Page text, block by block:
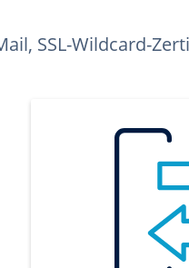
SSL-Wildcard-